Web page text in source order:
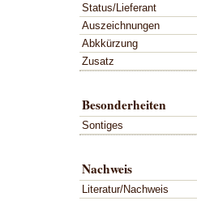
Status/Lieferant
Auszeichnungen
Abkkürzung
Zusatz
Besonderheiten
Sontiges
Nachweis
Literatur/Nachweis